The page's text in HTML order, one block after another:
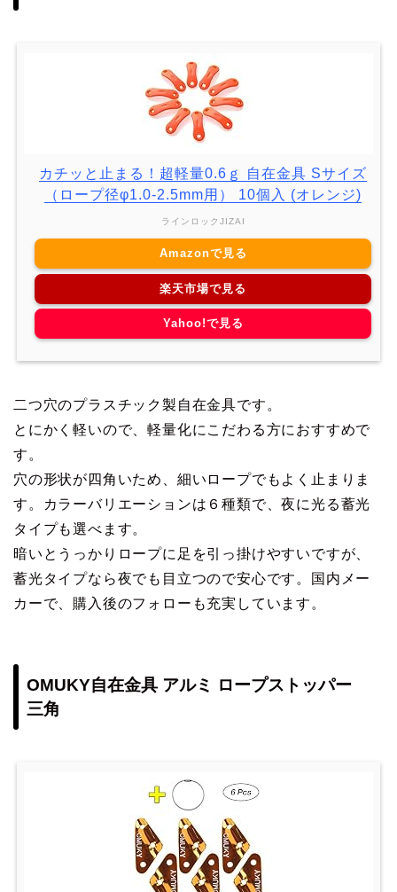
カチッと止まる！超軽量0.6ｇ 自在金具 Sサイズ
（ロープ径φ1.0-2.5mm用） 10個入 (オレンジ)
ラインロックJIZAI
Amazonで見る
楽天市場で見る
Yahoo!で見る
二つ穴のプラスチック製自在金具です。
とにかく軽いので、軽量化にこだわる方におすすめで
す。
穴の形状が四角いため、細いロープでもよく止まりま
す。カラーバリエーションは６種類で、夜に光る蓄光
タイプも選べます。
暗いとうっかりロープに足を引っ掛けやすいですが、
蓄光タイプなら夜でも目立つので安心です。国内メー
カーで、購入後のフォローも充実しています。
OMUKY自在金具 アルミ ロープストッパー
三角